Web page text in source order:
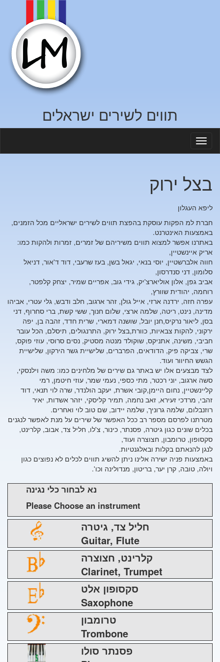
תווים לשירים ישראלים
בצל ירוק
ליפא העגלון
חברת למ הפקות עוסקת בהפצת תווים לשירים ישראליים מכל הזמנים,
באמצעות האינטרנט.
באתרנו אפשר למצוא תווים משיריהם של זמרים, זמרות ולהקות כמו:
אריק איינשטיין,
חווה אלברשטיין, יוסי בנאי, יגאל בשן, בעז שרעבי, דוד ד'אור, דניאל
סלומון, דני סנדרסון,
אביב גפן, אלון אוליארצ'יק, גידי גוב, אפריים שמיר, יצחק קלפטר,
רוחמה, יהודית שוורץ,
עפרה חזה, ירדנה ארזי, אייל גולן, זהר ארגוב, חלב ודבש, גלי עטרי, אביהו
מדינה, נינט, ריטה, שלמה ארצי, שלום חנוך, ששי קשת, ברי סחרוף, דני
בסן, ליאור נרקיס,חנן יובל, שושנה דמארי, שרית חדד, זהבה בן, יפה
ירקוני, להקות צבאיות, כוורת,בצל ירוק, התרנגולים, תיסלם, הכל עובר
חביבי, משינה, אתניקס, שוקולד מנטה מסטיק, נסים סרוסי, עוזי פוקס,
שרי, צביקה פיק, הדודאים, הפרברים, שלישיית גשר הירקון, שלישיית
הגשש החיוור ועוד.
לצד מבצעים אלו יש באתר גם שירים של מלחינים כמו: משה וילנסקי,
סשה ארגוב, יוני רכטר, מתי כספי, נעמי שמר, עוזי חיטמן, רמי
קליינשטיין, נחום היימן,קובי אשרת, יעקב הולנדר, שרה לוי תנאי, דוד
זהבי, מרדכי זעירא, זאב נחמה, תמיר קליסקי, יזהר אשדות, יאיר
רוזנבלום, שלמה גרוניך, שלמה יידוב, שם טוב לוי ואחרים.
מטרתנו לפרסם מספר רב ככל האפשר של שירים על מנת לאפשר לנגנים
בכלים שונים כגון גיטרה, פסנתר, כינור, צ'לו, חליל צד, אבוב, קלרינט,
סקסופון, טרומבון, חצוצרה ועוד,
לנגן להנאתם בקלות ובאלגנטיות.
באמצעות פניה ישירה אלינו ניתן להשיג תווים לכלים לא נפוצים כגון
ויולה, טובה, קרן יער, בריטון, מנדולינה וכו'.
נא לבחור כלי נגינה
Please Choose an instrument
חליל צד, גיטרה
Guitar, Flute
קלרינט, חצוצרה
Clarinet, Trumpet
סקסופון אלט
Saxophone
טרומבון
Trombone
פסנתר סולו